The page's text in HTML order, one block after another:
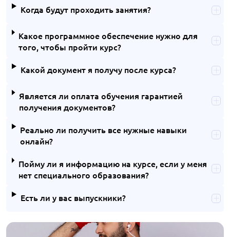
Когда будут проходить занятия?
Какое программное обеспечение нужно для
того, чтобы пройти курс?
Какой документ я получу после курса?
Является ли оплата обучения гарантией
получения документов?
Реально ли получить все нужные навыки
онлайн?
Пойму ли я информацию на курсе, если у меня
нет специального образования?
Есть ли у вас выпускники?